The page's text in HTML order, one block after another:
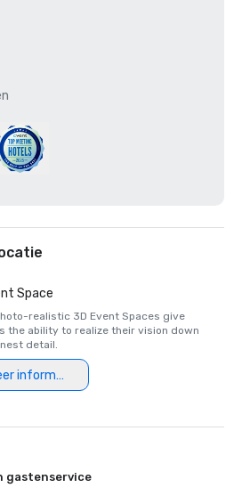
Space
realistic 3D Event Spaces give
the ability to realize their vision down
detail.
informatie
gastenservice